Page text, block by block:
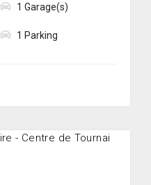
1 Garage(s)
1 Parking